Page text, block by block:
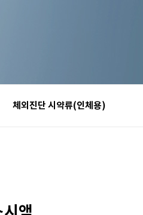
체외진단 시약류(인체용)